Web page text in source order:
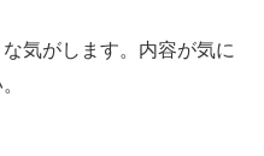
気がします。内容が気に